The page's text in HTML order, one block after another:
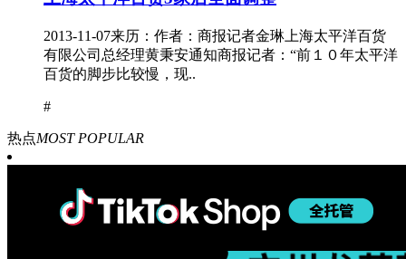
2013-11-07来历：作者：商报记者金琳上海太平洋百货
有限公司总经理黄秉安通知商报记者：“前１０年太平洋
百货的脚步比较慢，现..
#
热点MOST POPULAR